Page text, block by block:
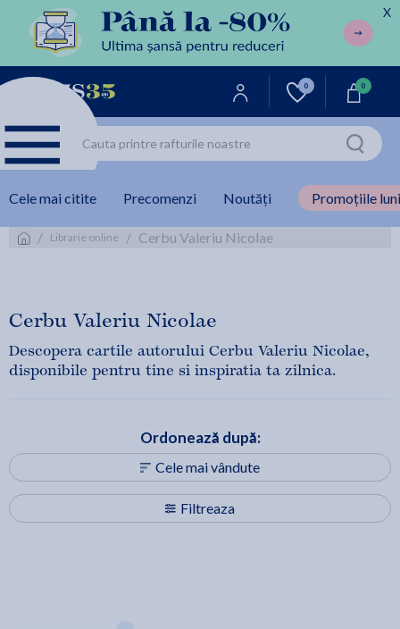
X
0 0
Cele mai citite Precomenzi Noutăți Promoțiile
/ Librarie online / Cerbu Valeriu Nicolae
Cerbu Valeriu Nicolae
Descopera cartile autorului Cerbu Valeriu Nicolae,
disponibile pentru tine si inspiratia ta zilnica.
Filtreaza
Ordonează după:
Cele mai vândute